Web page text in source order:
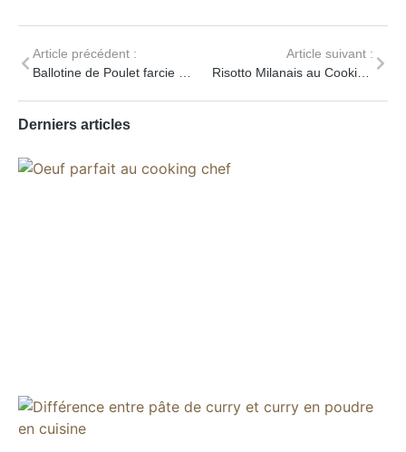
Article précédent :
Ballotine de Poulet farcie aux Châtaignes
Article suivant :
Risotto Milanais au Cooking Chef Facile
Derniers articles